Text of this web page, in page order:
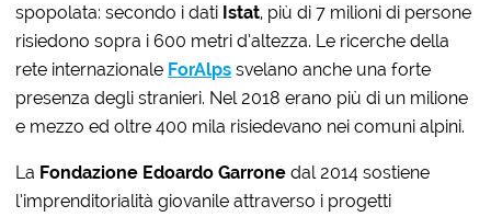
spopolata: secondo i dati Istat, più di 7 milioni di persone
risiedono sopra i 600 metri d’altezza. Le ricerche della
rete internazionale ForAlps svelano anche una forte
presenza degli stranieri. Nel 2018 erano più di un milione
e mezzo ed oltre 400 mila risiedevano nei comuni alpini.
La Fondazione Edoardo Garronedal 2014 sostiene
l’imprenditorialità giovanile attraverso i progetti